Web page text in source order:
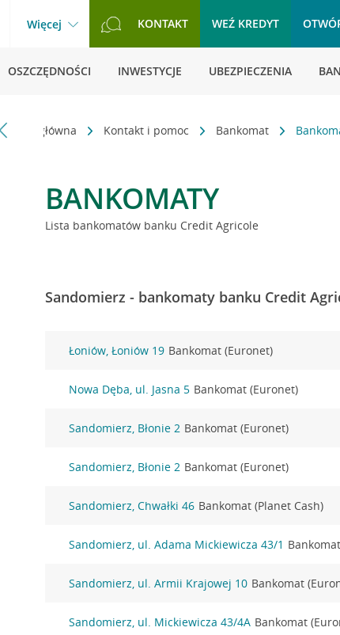
Więcej KONTAKT WEŹ KREDYT
OSZCZĘDNOŚCI INWESTYCJE UBEZPIECZENIA
Strona główna Kontakt i pomoc Bankomat
BANKOMATY
Lista bankomatów banku Credit Agricole
Sandomierz - bankomaty banku Credit
Łoniów, Łoniów 19 Bankomat (Euronet)
Nowa Dęba, ul. Jasna 5 Bankomat (Euronet)
Sandomierz, Błonie 2 Bankomat (Euronet)
Sandomierz, Błonie 2 Bankomat (Euronet)
Sandomierz, Chwałki 46 Bankomat (Planet Cash)
Sandomierz, ul. Adama Mickiewicza 43/1
Sandomierz, ul. Armii Krajowej 10 Bankomat
Sandomierz, ul. Mickiewicza 43/4A Bankomat